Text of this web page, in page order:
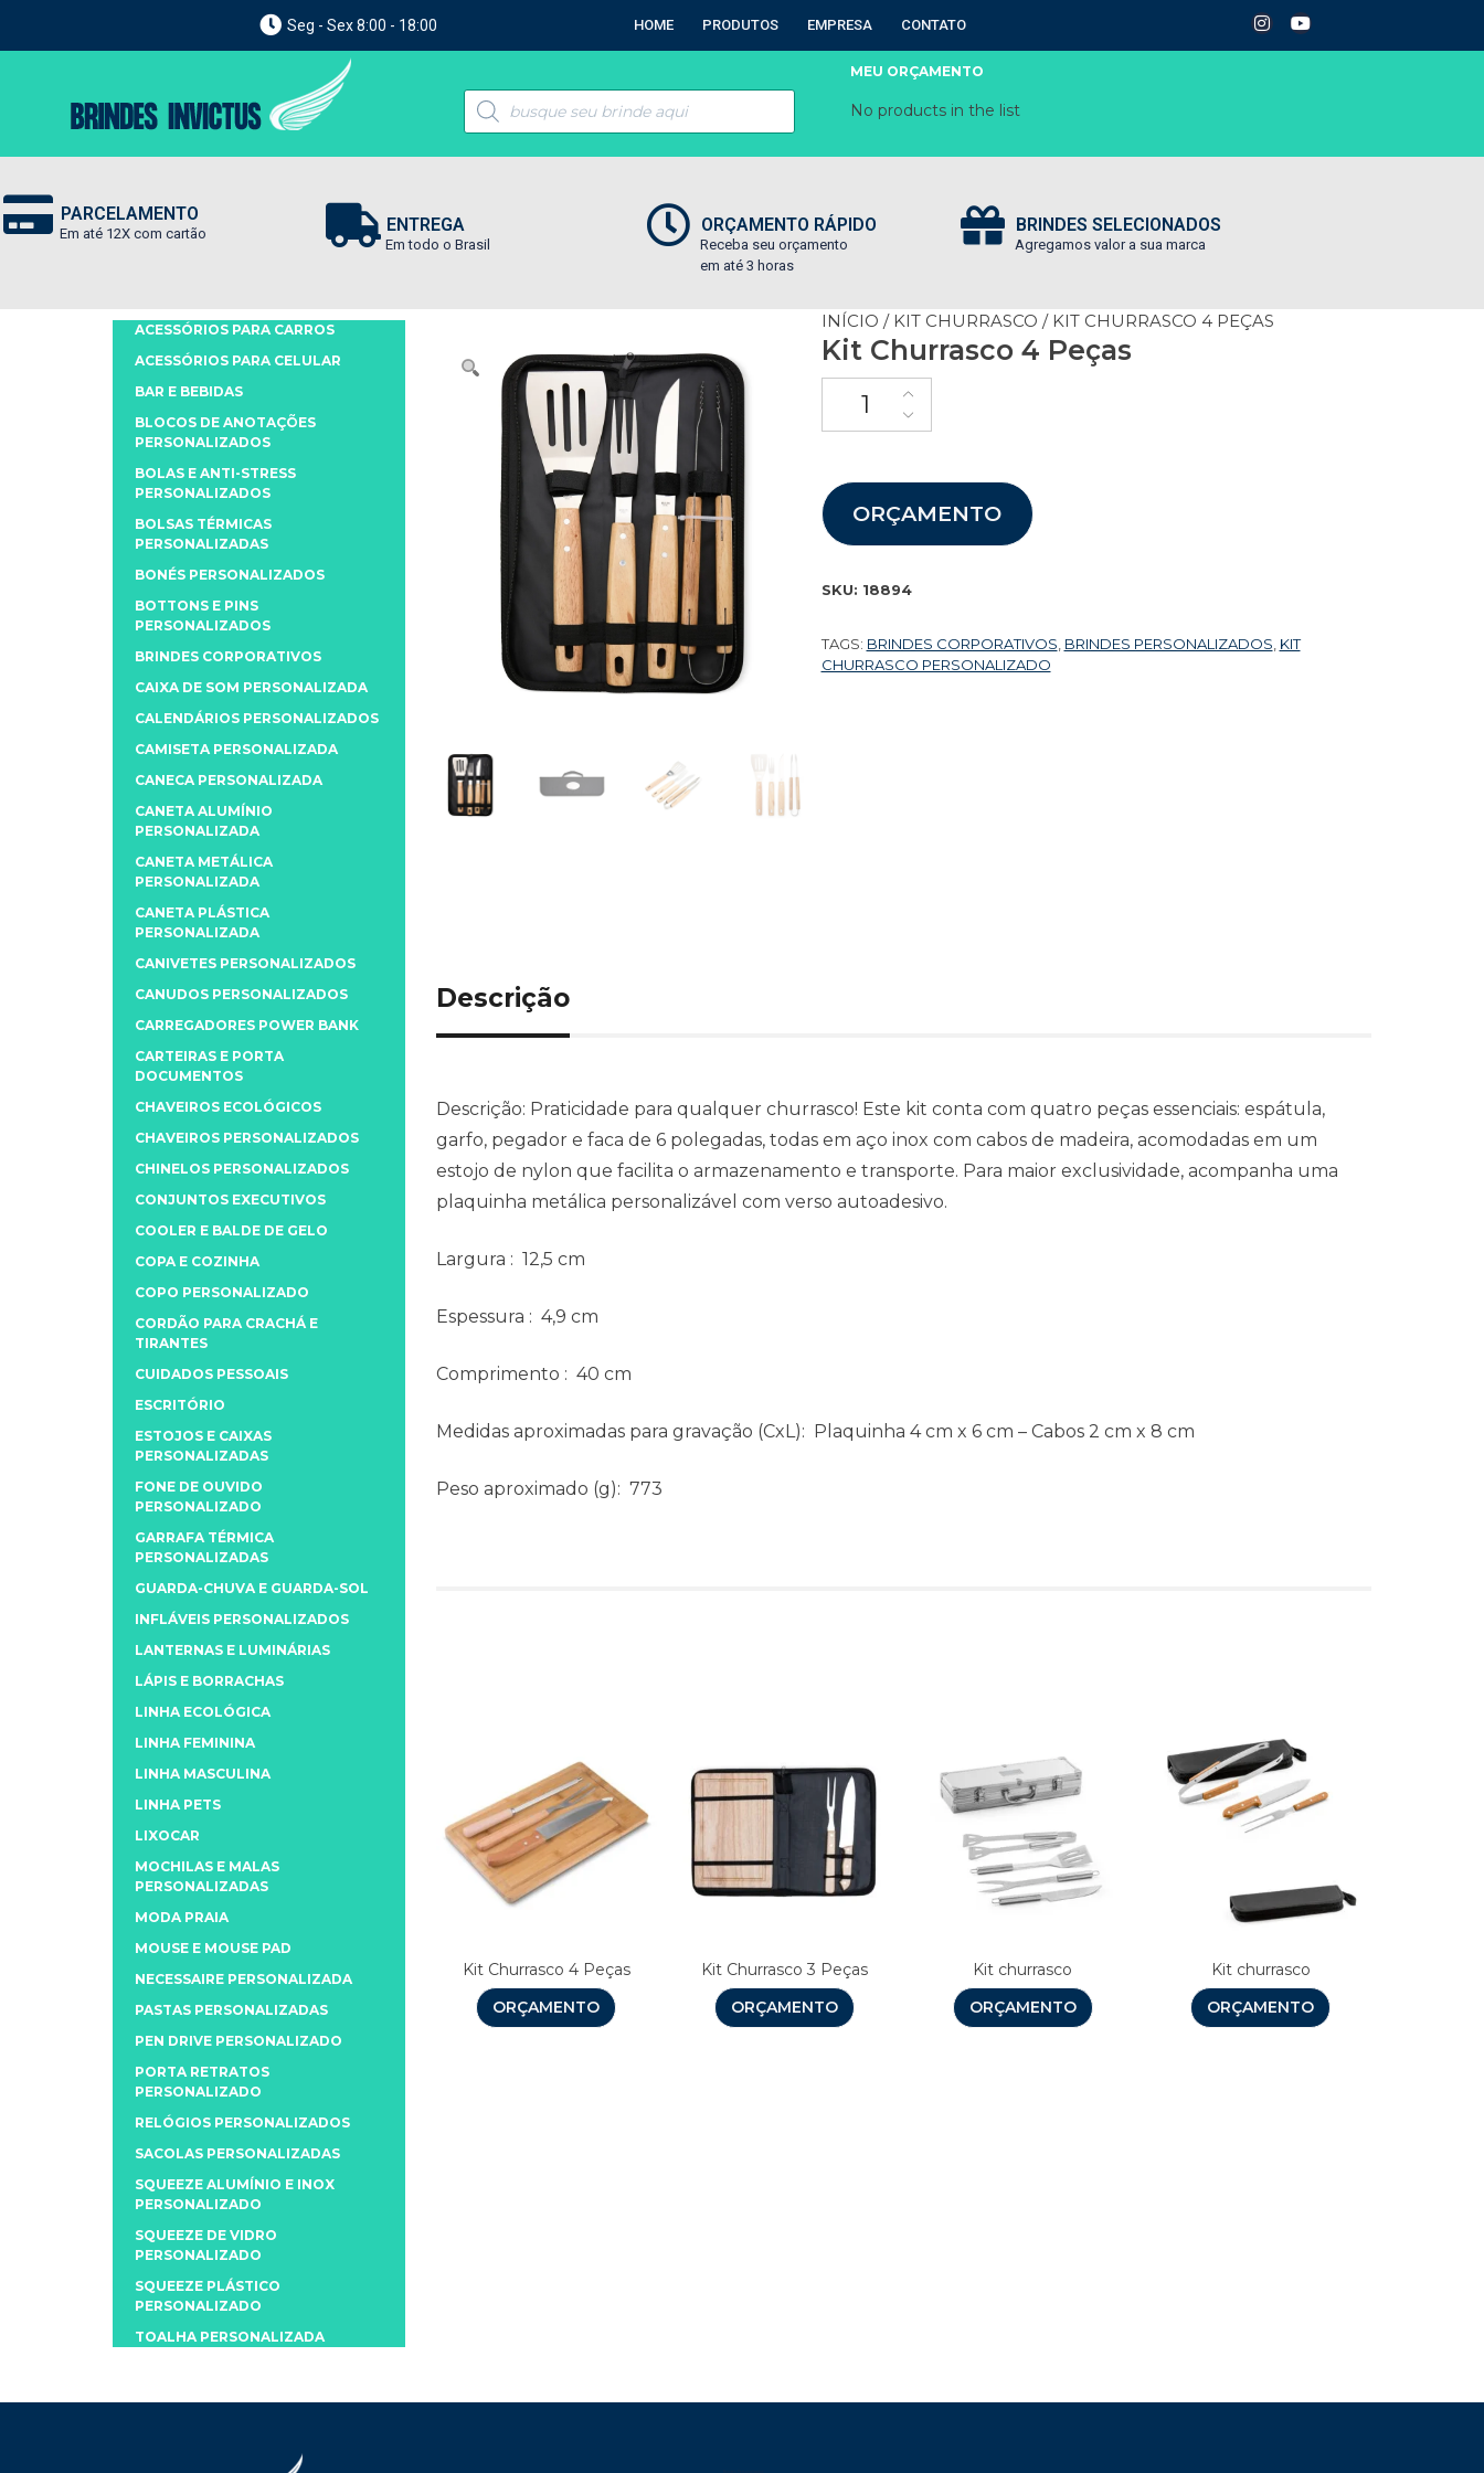
Seg - Sex 8:00 - 18:00 HOME PRODUTOS EMPRESA CONTATO
MEU ORÇAMENTO
No products in the list
PARCELAMENTO
Em até 12X com cartão ENTREGA
Em todo o Brasil
ORÇAMENTO RÁPIDO
Receba seu orçamento
em até 3 horas
BRINDES SELECIONADOS
Agregamos valor a sua marca
INÍCIO / KIT CHURRASCO / KIT CHURRASCO 4 PEÇAS
Kit Churrasco 4 Peças
ORÇAMENTO
SKU: 18894
TAGS: BRINDES CORPORATIVOS BRINDES PERSONALIZADOS KIT
CHURRASCO PERSONALIZADO
Descrição
Descrição: Praticidade para qualquer churrasco! Este kit conta com quatro peças essenciais: espátula,
garfo, pegador e faca de 6 polegadas, todas em aço inox com cabos de madeira, acomodadas em um
estojo de nylon que facilita o armazenamento e transporte. Para maior exclusividade, acompanha uma
plaquinha metálica personalizável com verso autoadesivo.
Largura : 12,5 cm
Espessura : 4,9 cm
Comprimento : 40 cm
Medidas aproximadas para gravação (CxL): Plaquinha 4 cm x 6 cm – Cabos 2 cm x 8 cm
Peso aproximado (g): 773
Kit Churrasco 4 Peças
ORÇAMENTO
Kit Churrasco 3 Peças
ORÇAMENTO
Kit churrasco
ORÇAMENTO
Kit churrasco
ORÇAMENTO
ACESSÓRIOS PARA CARROS
ACESSÓRIOS PARA CELULAR
BAR E BEBIDAS
BLOCOS DE ANOTAÇÕES
PERSONALIZADOS
BOLAS E ANTI-STRESS
PERSONALIZADOS
BOLSAS TÉRMICAS
PERSONALIZADAS
BONÉS PERSONALIZADOS
BOTTONS E PINS
PERSONALIZADOS
BRINDES CORPORATIVOS
CAIXA DE SOM PERSONALIZADA
CALENDÁRIOS PERSONALIZADOS
CAMISETA PERSONALIZADA
CANECA PERSONALIZADA
CANETA ALUMÍNIO
PERSONALIZADA
CANETA METÁLICA
PERSONALIZADA
CANETA PLÁSTICA
PERSONALIZADA
CANIVETES PERSONALIZADOS
CANUDOS PERSONALIZADOS
CARREGADORES POWER BANK
CARTEIRAS E PORTA
DOCUMENTOS
CHAVEIROS ECOLÓGICOS
CHAVEIROS PERSONALIZADOS
CHINELOS PERSONALIZADOS
CONJUNTOS EXECUTIVOS
COOLER E BALDE DE GELO
COPA E COZINHA
COPO PERSONALIZADO
CORDÃO PARA CRACHÁ E
TIRANTES
CUIDADOS PESSOAIS
ESCRITÓRIO
ESTOJOS E CAIXAS
PERSONALIZADAS
FONE DE OUVIDO
PERSONALIZADO
GARRAFA TÉRMICA
PERSONALIZADAS
GUARDA-CHUVA E GUARDA-SOL
INFLÁVEIS PERSONALIZADOS
LANTERNAS E LUMINÁRIAS
LÁPIS E BORRACHAS
LINHA ECOLÓGICA
LINHA FEMININA
LINHA MASCULINA
LINHA PETS
LIXOCAR
MOCHILAS E MALAS
PERSONALIZADAS
MODA PRAIA
MOUSE E MOUSE PAD
NECESSAIRE PERSONALIZADA
PASTAS PERSONALIZADAS
PEN DRIVE PERSONALIZADO
PORTA RETRATOS
PERSONALIZADO
RELÓGIOS PERSONALIZADOS
SACOLAS PERSONALIZADAS
SQUEEZE ALUMÍNIO E INOX
PERSONALIZADO
SQUEEZE DE VIDRO
PERSONALIZADO
SQUEEZE PLÁSTICO
PERSONALIZADO
TOALHA PERSONALIZADA